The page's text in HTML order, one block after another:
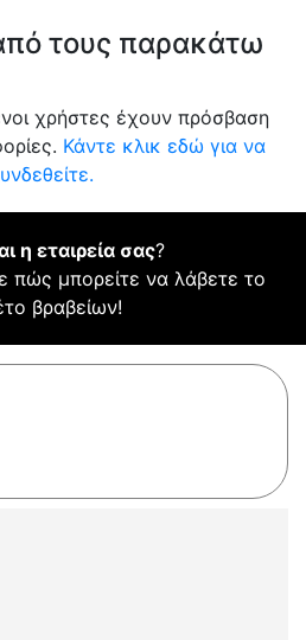
τους παρακάτω
χρήστες έχουν πρόσβαση
Κάντε κλικ εδώ για να
η εταιρεία σας?
πώς μπορείτε να λάβετε το
βραβείων!